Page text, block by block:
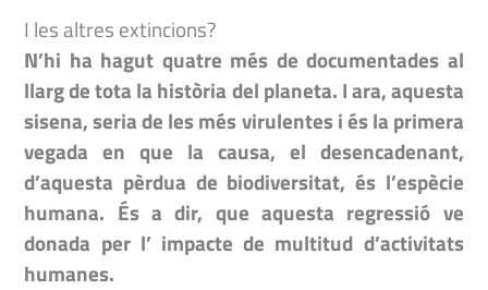
I les altres extincions?
N’hi ha hagut quatre més de documentades al
llarg de tota la història del planeta. I ara, aquesta
sisena, seria de les més virulentes i és la primera
vegada en que la causa, el desencadenant,
d’aquesta pèrdua de biodiversitat, és l’espècie
humana. És a dir, que aquesta regressió ve
donada per l’ impacte de multitud d’activitats
humanes.